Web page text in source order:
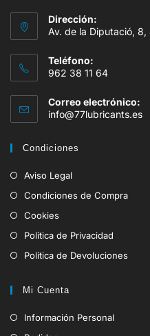
Dirección:
Av. de la Diputació,
Teléfono:
962 38 11 64
Correo electrónico:
info@77lubricants.es
Condiciones
Aviso Legal
Condiciones de Compra
Cookies
Política de Privacidad
Política de Devoluciones
Mi Cuenta
Información Personal